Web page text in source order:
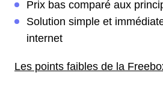
Prix bas comparé aux
Solution simple et
internet
Les points faibles de la